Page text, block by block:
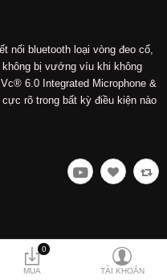
0
MUA TÀI KHOẢN
nối bluetooth loại vòng đeo cổ,
bị vướng víu khi không
6.0 Integrated Microphone &
rõ trong bất kỳ điều kiện nào